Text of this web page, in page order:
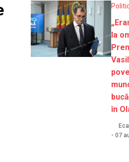
la
în
- 07